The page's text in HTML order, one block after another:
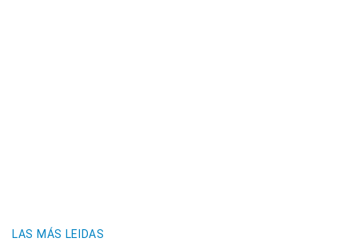
LAS MÁS LEIDAS